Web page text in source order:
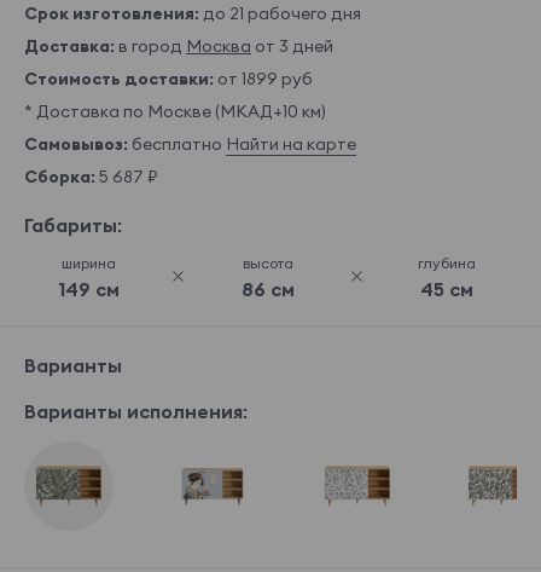
Срок изготовления: до 21 рабочего дня
Доставка: в город Москва от 3 дней
Стоимость доставки: от 1899 руб
* Доставка по Москве (МКАД+10 км)
Самовывоз: бесплатно Найти на карте
Сборка: 5 687 ₽
Габариты:
ширина
149 см
высота
86 см
глубина
45 см
Варианты
Варианты исполнения: